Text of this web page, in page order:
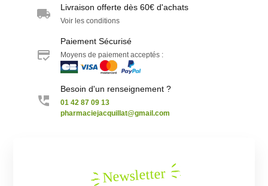
Livraison offerte dès 60€ d'achats
Voir les conditions
Paiement Sécurisé
Moyens de paiement acceptés :
Besoin d'un renseignement ?
01 42 87 09 13
pharmaciejacquillat@gmail.com
Newsletter